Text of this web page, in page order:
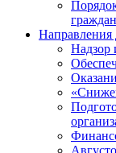
граждан
Направления
Надзор